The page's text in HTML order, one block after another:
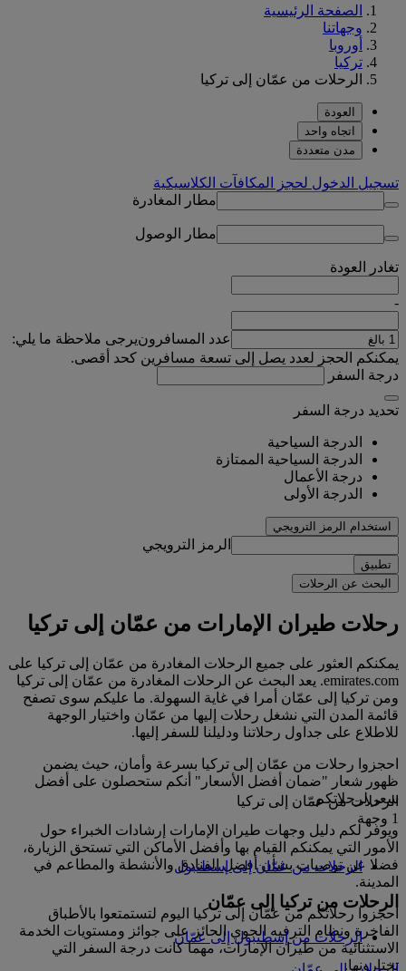
الصفحة الرئيسية
وجهاتنا
أوروبا
تركيا
الرحلات من عمّان إلى تركيا
العودة
اتجاه واحد
مدن متعددة
تسجيل الدخول لحجز المكافآت الكلاسيكية
مطار المغادرة
مطار الوصول
تغادر العودة
-
عدد المسافرونيرجى ملاحظة ما يلي:
يمكنكم الحجز لعدد يصل إلى تسعة مسافرين كحد أقصى.
درجة السفر
تحديد درجة السفر
الدرجة السياحية
الدرجة السياحية الممتازة
درجة الأعمال
الدرجة الأولى
استخدام الرمز الترويجي
الرمز الترويجي
تطبيق
البحث عن الرحلات
رحلات طيران الإمارات من عمّان إلى تركيا
يمكنكم العثور على جميع الرحلات المغادرة من عمّان إلى تركيا على
emirates.com. يعد البحث عن الرحلات المغادرة من عمّان إلى تركيا
ومن تركيا إلى عمّان أمرا في غاية السهولة. ما عليكم سوى تصفح
قائمة المدن التي نشغل رحلات إليها من عمّان واختيار الوجهة
للاطلاع على جداول رحلاتنا ودليلنا للسفر إليها.
احجزوا رحلات من عمّان إلى تركيا بسرعة وأمان، حيث يضمن
ظهور شعار "ضمان أفضل الأسعار" أنكم ستحصلون على أفضل
سعر لرحلاتكم.
ويوفر لكم دليل وجهات طيران الإمارات إرشادات الخبراء حول
الأمور التي يمكنكم القيام بها وأفضل الأماكن التي تستحق الزيارة،
فضلا عن توصيات بشأن أفضل الفنادق والأنشطة والمطاعم في
المدينة.
احجزوا رحلاتكم من عمّان إلى تركيا اليوم لتستمتعوا بالأطباق
الفاخرة ونظام الترفيه الجوي الحائز على جوائز ومستويات الخدمة
الاستثنائية من طيران الإمارات، مهما كانت درجة السفر التي
تختارونها.
الرحلات من عمّان إلى تركيا
1 وجهة
الرحلات من عمّان إلى إسطنبول
الرحلات من تركيا إلى عمّان
الرحلات من إسطنبول إلى عمّان